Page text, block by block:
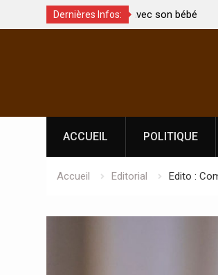
Dernières Infos:
brûlée avec son bébé
Coopération:
Abidjan pour la
ACCUEIL POLITIQUE
Accueil Editorial Edito :